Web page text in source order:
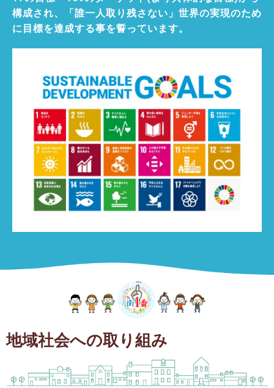
構成され、「誰一人取り残さない」世界の実現のため
に目標を達成する事を誓っています。
地域社会への取り組み